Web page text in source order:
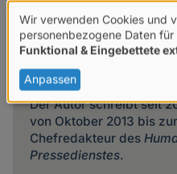
Frank Nicolai
Der Autor schreibt seit
von Oktober 2013 bis
Chefredakteur des
Pressedienstes.
Verwendung
von
Daten
und
Cookies
Wir verwenden Cookies und
personenbezogene Daten
Funktional & Eingebettete
Anpassen